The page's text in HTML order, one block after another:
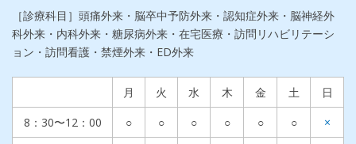
［診療科目］頭痛外来・脳卒中予防外来・認知症外来・脳神経外
科外来・内科外来・糖尿病外来・在宅医療・訪問リハビリテーシ
ョン・訪問看護・禁煙外来・ED外来
月 火 水 木 金 土
日
8：30〜12：00
○ ○ ○ ○ ○ ○
×